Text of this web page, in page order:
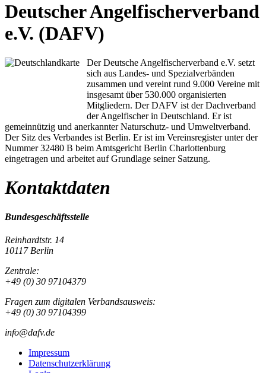
Deutscher Angelfischerverband
e.V. (DAFV)
Der Deutsche Angelfischerverband e.V. setzt
sich aus Landes- und Spezialverbänden
zusammen und vereint rund 9.000 Vereine mit
insgesamt über 530.000 organisierten
Mitgliedern. Der DAFV ist der Dachverband
der Angelfischer in Deutschland. Er ist
gemeinnützig und anerkannter Naturschutz- und Umweltverband.
Der Sitz des Verbandes ist Berlin. Er ist im Vereinsregister unter der
Nummer 32480 B beim Amtsgericht Berlin Charlottenburg
eingetragen und arbeitet auf Grundlage seiner Satzung.
Kontaktdaten
Bundesgeschäftsstelle
Reinhardtstr. 14
10117 Berlin
Zentrale:
+49 (0) 30 97104379
Fragen zum digitalen Verbandsausweis:
+49 (0) 30 97104399
info@dafv.de
Impressum
Datenschutzerklärung